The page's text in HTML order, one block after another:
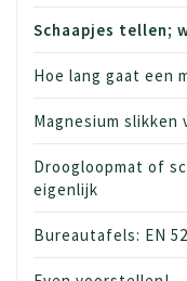
Schaapjes tellen;
Hoe lang gaat een
Magnesium slikken
Droogloopmat of
eigenlijk
Bureautafels: EN